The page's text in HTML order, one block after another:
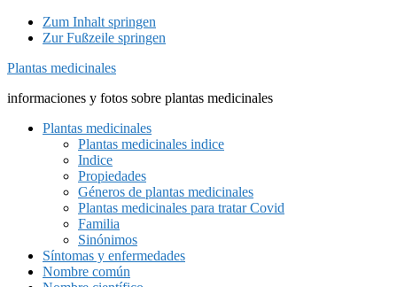
Zum Inhalt springen
Zur Fußzeile springen
Plantas medicinales
informaciones y fotos sobre plantas medicinales
Plantas medicinales
Plantas medicinales indice
Indice
Propiedades
Géneros de plantas medicinales
Plantas medicinales para tratar Covid
Familia
Sinónimos
Síntomas y enfermedades
Nombre común